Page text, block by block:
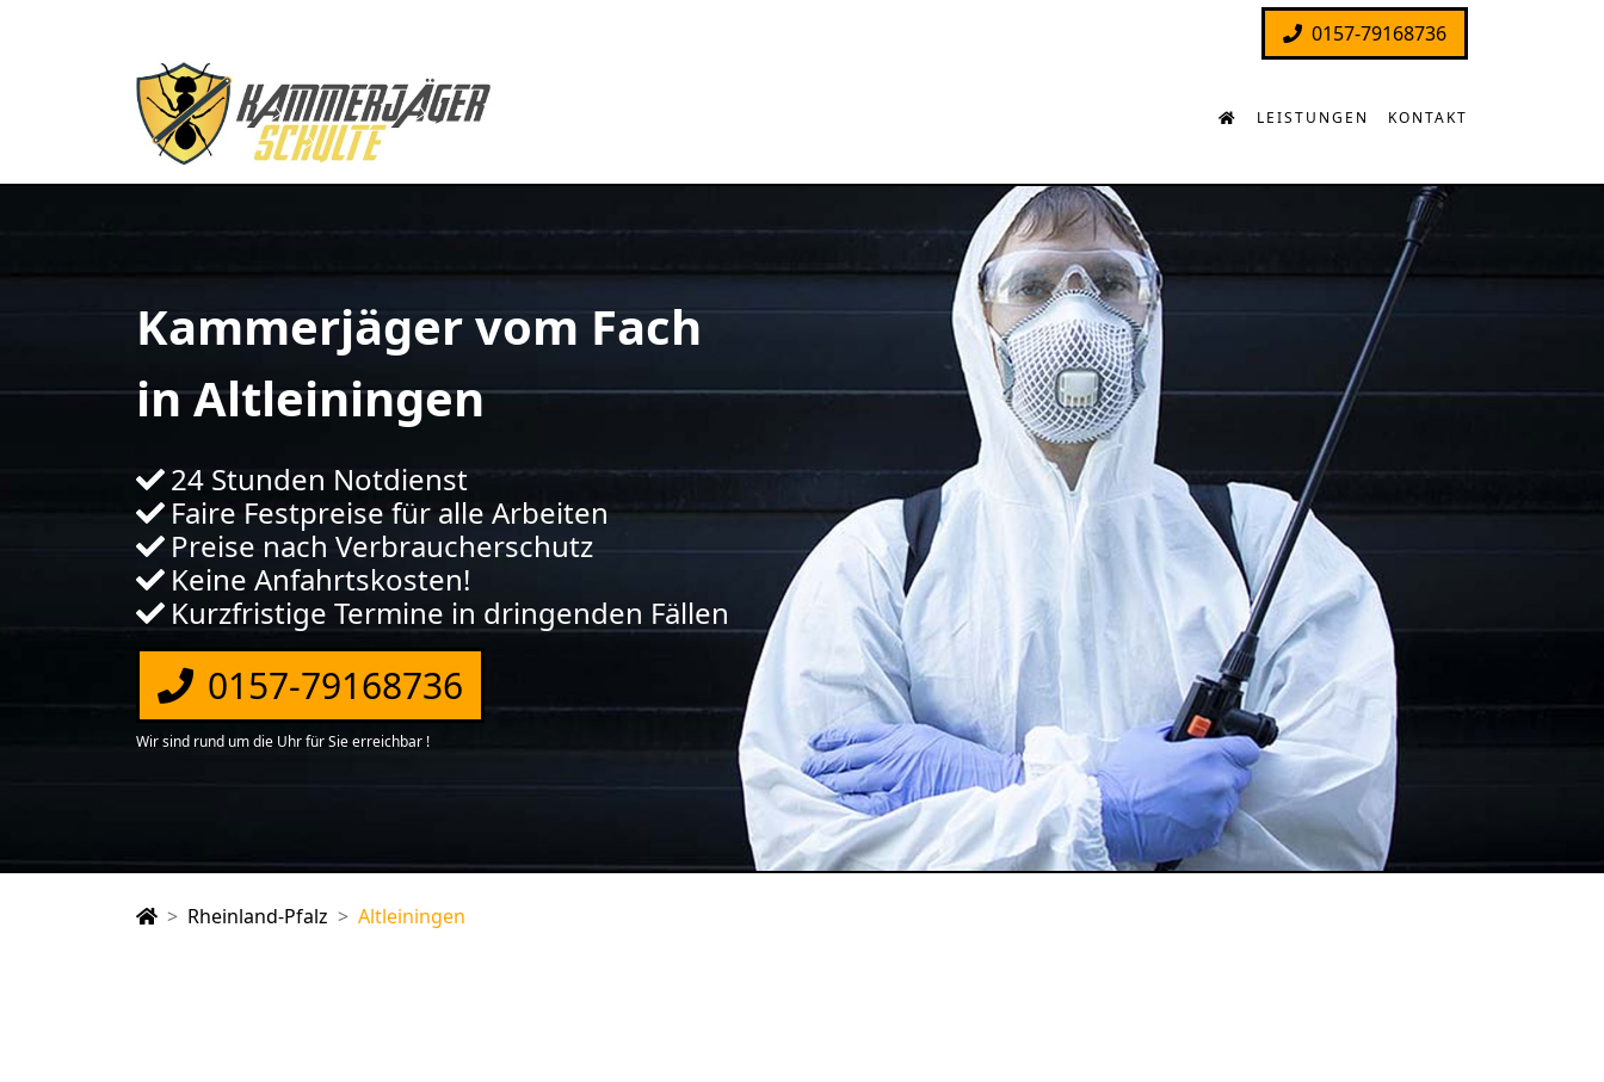
0157-79168736
LEISTUNGEN KONTAKT
Kammerjäger vom Fach
in Altleiningen
24 Stunden Notdienst
Faire Festpreise für alle Arbeiten
Preise nach Verbraucherschutz
Keine Anfahrtskosten!
Kurzfristige Termine in dringenden Fällen
0157-79168736
Wir sind rund um die Uhr für Sie erreichbar !
Rheinland-Pfalz Altleiningen